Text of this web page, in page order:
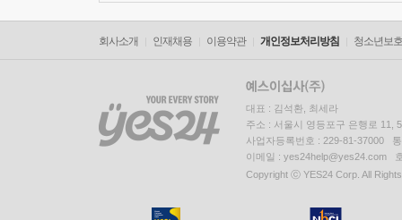
회사소개 인재채용 이용약관 개인정보처리방침 청소년보
대표 : 김석환, 최세라
주소 : 서울시 영등포구 은행로 11,
사업자등록번호 : 229-81-37000
이메일 : yes24help@yes24.com
Copyright ⓒ YES24 Corp. All